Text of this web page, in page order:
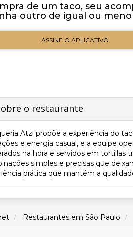
de um taco, seu
outro de igual ou
ASSINE O APLICATIVO
o restaurante
Atzi propõe a experiência do
e energia casual, e a equipe
na hora e servidos em tortillas
simples e precisas que
prática que mantém a
Restaurantes em São Paulo